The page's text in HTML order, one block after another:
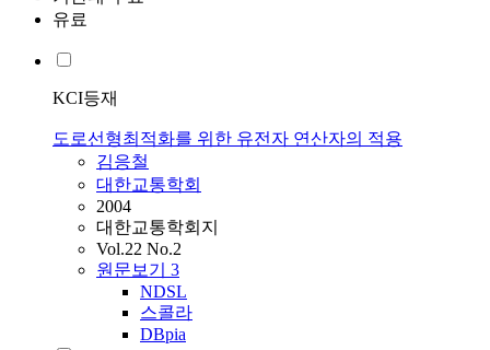
유료
KCI등재
도로선형최적화를 위한 유전자 연산자의 적용
김응철
대한교통학회
2004
대한교통학회지
Vol.22 No.2
원문보기 3
NDSL
스콜라
DBpia